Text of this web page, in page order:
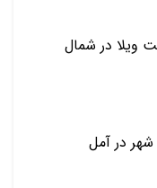
ویلا در شمال
در آمل